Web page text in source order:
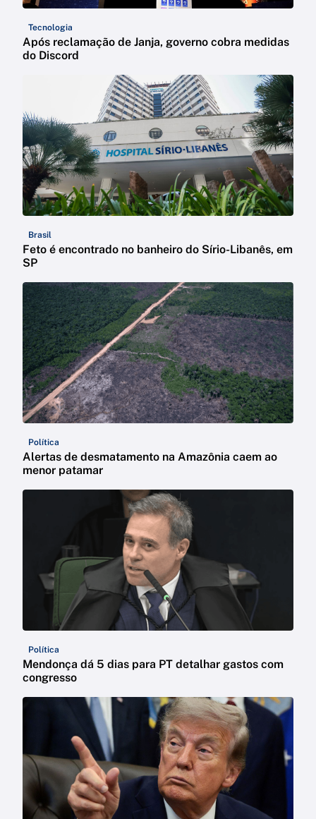
Tecnologia
Após reclamação de Janja, governo cobra medidas
do Discord
Brasil
Feto é encontrado no banheiro do Sírio-Libanês, em
SP
Política
Alertas de desmatamento na Amazônia caem ao
menor patamar
Política
Mendonça dá 5 dias para PT detalhar gastos com
congresso